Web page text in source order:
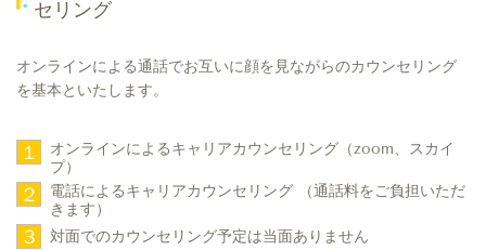
セリング
オンラインによる通話でお互いに顔を見ながらのカウンセリング
を基本といたします。
１
オンラインによるキャリアカウンセリング（zoom、スカイ
プ）
２
電話によるキャリアカウンセリング （通話料をご負担いただ
きます）
３ 対面でのカウンセリング予定は当面ありません